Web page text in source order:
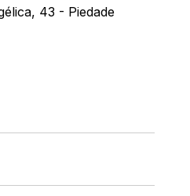
43 - Piedade